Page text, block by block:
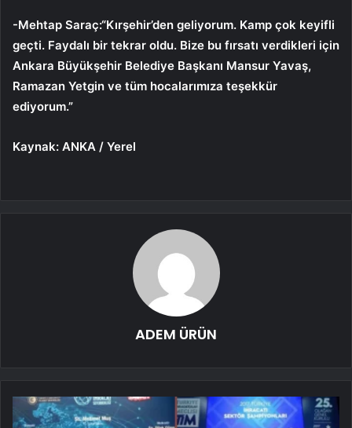
-Mehtap Saraç:“Kırşehir’den geliyorum. Kamp çok keyifli
geçti. Faydalı bir tekrar oldu. Bize bu fırsatı verdikleri için
Ankara Büyükşehir Belediye Başkanı Mansur Yavaş,
Ramazan Yetgin ve tüm hocalarımıza teşekkür
ediyorum.”
Kaynak: ANKA / Yerel
ADEM ÜRÜN